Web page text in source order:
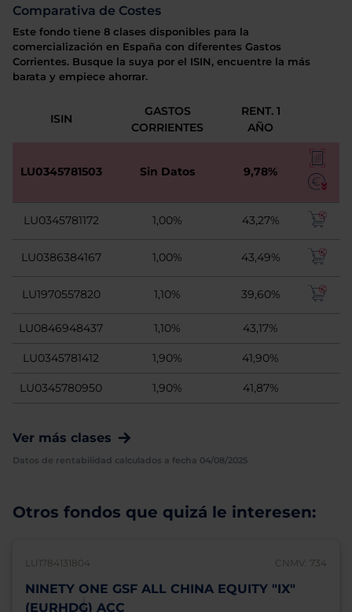
Comparativa de Costes
Este fondo tiene 8 clases disponibles para la
comercialización en España con diferentes Gastos
Corrientes. Busque la suya por el ISIN, encuentre la más
barata y empiece ahorrar.
ISIN
GASTOS
CORRIENTES
RENT. 1
AÑO
LU0345781503 Sin Datos 9,78%
LU0345781172 1,00% 43,27%
LU0386384167 1,00% 43,49%
LU1970557820 1,10% 39,60%
LU0846948437 1,10% 43,17%
LU0345781412 1,90% 41,90%
LU0345780950 1,90% 41,87%
Ver más clases
Datos de rentabilidad calculados a fecha 04/08/2025
Otros fondos que quizá le interesen:
LU1784131804 CNMV: 734
NINETY ONE GSF ALL CHINA EQUITY "IX"
(EURHDG) ACC